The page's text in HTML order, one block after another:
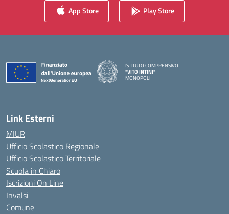
App Store Play Store
ISTITUTO COMPRENSIVO
"VITO INTINI"
MONOPOLI
Link Esterni
MIUR
Ufficio Scolastico Regionale
Ufficio Scolastico Territoriale
Scuola in Chiaro
Iscrizioni On Line
Invalsi
Comune